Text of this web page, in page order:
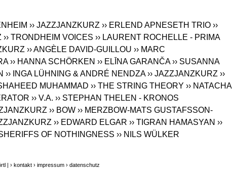
›› JAZZJANZKURZ ›› ERLEND APNESETH TRIO ››
›› TRONDHEIM VOICES ›› LAURENT ROCHELLE - PRIMA
›› ANGÈLE DAVID-GUILLOU ›› MARC
›› HANNA SCHÖRKEN ›› ELĪNA GARANČA ›› SUSANNA
›› INGA LÜHNING & ANDRÉ NENDZA ›› JAZZJANZKURZ ››
MUHAMMAD ›› THE STRING THEORY ›› NATACHA
›› V.A. ›› STEPHAN THELEN - KRONOS
›› BOW ›› MERZBOW-MATS GUSTAFSSON-
›› EDWARD ELGAR ›› TIGRAN HAMASYAN ››
SHERIFFS OF NOTHINGNESS ›› NILS WÜLKER
| › kontakt › impressum › datenschutz